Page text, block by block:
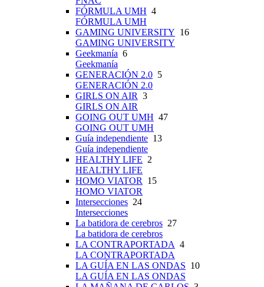
FÓRMULA UMH 4
FÓRMULA UMH
GAMING UNIVERSITY 16
GAMING UNIVERSITY
Geekmanía 6
Geekmanía
GENERACIÓN 2.0 5
GENERACIÓN 2.0
GIRLS ON AIR 3
GIRLS ON AIR
GOING OUT UMH 47
GOING OUT UMH
Guía independiente 13
Guía independiente
HEALTHY LIFE 2
HEALTHY LIFE
HOMO VIATOR
15
HOMO VIATOR
Intersecciones 24
Intersecciones
La batidora de cerebros 27
La batidora de cerebros
LA CONTRAPORTADA 4
LA CONTRAPORTADA
LA GUÍA EN LAS ONDAS 10
LA GUÍA EN LAS ONDAS